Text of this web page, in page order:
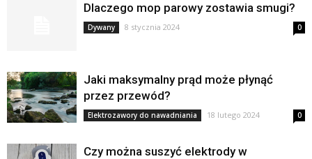
Dlaczego mop parowy zostawia smugi?
Dywany 8 stycznia 2024 0
Jaki maksymalny prąd może płynąć
przez przewód?
Elektrozawory do nawadniania 18 lutego 2024 0
Czy można suszyć elektrody w